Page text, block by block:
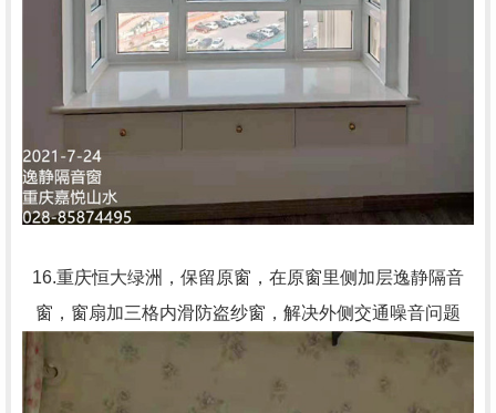
16.重庆恒大绿洲，保留原窗，在原窗里侧加层逸静隔音
窗，窗扇加三格内滑防盗纱窗，解决外侧交通噪音问题